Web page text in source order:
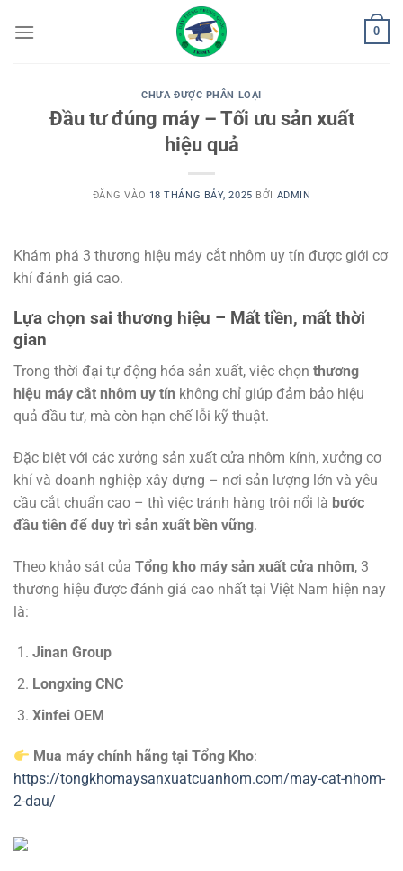
qua
0
CHƯA ĐƯỢC PHÂN LOẠI
Đầu tư đúng máy – Tối ưu sản xuất
hiệu quả
ĐĂNG VÀO 18 THÁNG BẢY, 2025 BỞI ADMIN
Khám phá 3 thương hiệu máy cắt nhôm uy tín được giới cơ
khí đánh giá cao.
Lựa chọn sai thương hiệu – Mất tiền, mất thời
gian
Trong thời đại tự động hóa sản xuất, việc chọn thương
hiệu máy cắt nhôm uy tín không chỉ giúp đảm bảo hiệu
quả đầu tư, mà còn hạn chế lỗi kỹ thuật.
Đặc biệt với các xưởng sản xuất cửa nhôm kính, xưởng cơ
khí và doanh nghiệp xây dựng – nơi sản lượng lớn và yêu
cầu cắt chuẩn cao – thì việc tránh hàng trôi nổi là bước
đầu tiên để duy trì sản xuất bền vững.
Theo khảo sát của Tổng kho máy sản xuất cửa nhôm, 3
thương hiệu được đánh giá cao nhất tại Việt Nam hiện nay
là:
Jinan Group
Longxing CNC
Xinfei OEM
Mua máy chính hãng tại Tổng Kho:
https://tongkhomaysanxuatcuanhom.com/may-cat-nhom-
2-dau/